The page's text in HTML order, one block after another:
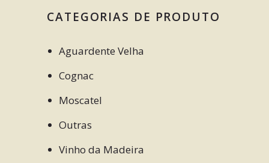
CATEGORIAS DE PRODUTO
Aguardente Velha
Cognac
Moscatel
Outras
Vinho da Madeira